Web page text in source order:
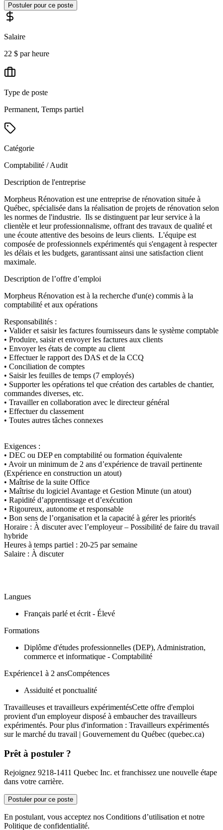
Postuler pour ce poste
Salaire
22 $ par heure
Type de poste
Permanent, Temps partiel
Catégorie
Comptabilité / Audit
Description de l'entreprise
Morpheus Rénovation est une entreprise de rénovation située à
Québec, spécialisée dans la réalisation de projets de rénovation selon
les normes de l'industrie. Ils se distinguent par leur service à la
clientèle et leur professionnalisme, offrant des travaux de qualité et
une écoute attentive des besoins de leurs clients. L'équipe est
composée de professionnels expérimentés qui s'engagent à respecter
les délais et les budgets, garantissant ainsi une satisfaction client
maximale.
Description de l’offre d’emploi
Morpheus Rénovation est à la recherche d'un(e) commis à la
comptabilité et aux opérations
Responsabilités :
• Valider et saisir les factures fournisseurs dans le système comptable
• Produire, saisir et envoyer les factures aux clients
• Envoyer les états de compte au client
• Effectuer le rapport des DAS et de la CCQ
• Conciliation de comptes
• Saisir les feuilles de temps (7 employés)
• Supporter les opérations tel que création des cartables de chantier,
commandes diverses, etc.
• Travailler en collaboration avec le directeur général
• Effectuer du classement
• Toutes autres tâches connexes
Exigences :
• DEC ou DEP en comptabilité ou formation équivalente
• Avoir un minimum de 2 ans d’expérience de travail pertinente
(Expérience en construction un atout)
• Maîtrise de la suite Office
• Maîtrise du logiciel Avantage et Gestion Minute (un atout)
• Rapidité d’apprentissage et d’exécution
• Rigoureux, autonome et responsable
• Bon sens de l’organisation et la capacité à gérer les priorités
Horaire : À discuter avec l’employeur – Possibilité de faire du travail
hybride
Heures à temps partiel : 20-25 par semaine
Salaire : À discuter
Langues
Français parlé et écrit - Élevé
Formations
Diplôme d'études professionnelles (DEP), Administration,
commerce et informatique - Comptabilité
Expérience1 à 2 ansCompétences
Assiduité et ponctualité
Travailleuses et travailleurs expérimentésCette offre d'emploi
provient d'un employeur disposé à embaucher des travailleurs
expérimentés. Pour plus d'information : Travailleurs expérimentés
sur le marché du travail | Gouvernement du Québec (quebec.ca)
Prêt à postuler ?
Rejoignez 9218-1411 Quebec Inc. et franchissez une nouvelle étape
dans votre carrière.
Postuler pour ce poste
En postulant, vous acceptez nos Conditions d’utilisation et notre
Politique de confidentialité.